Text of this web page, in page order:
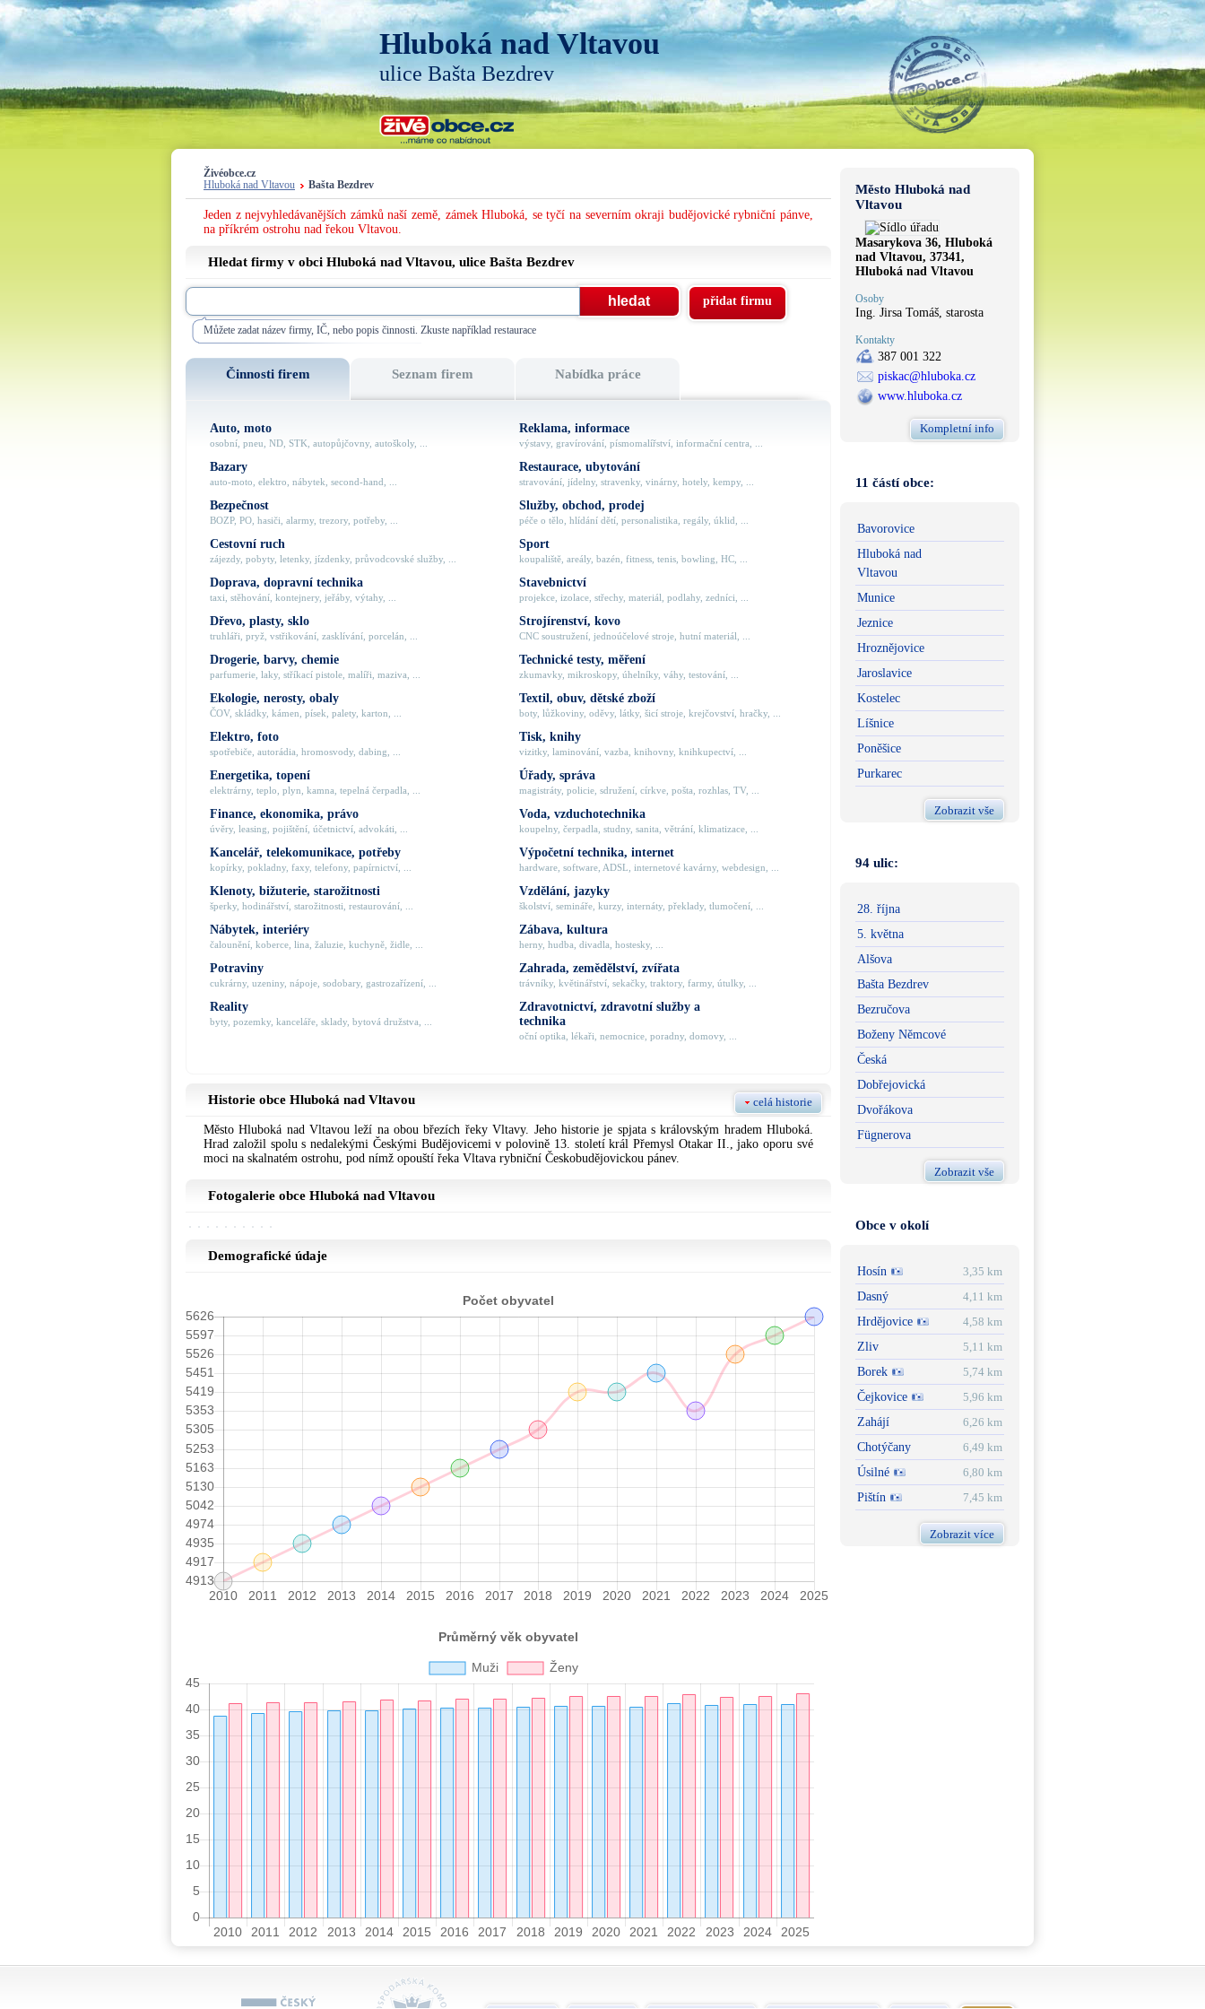
Hluboká nad Vltavou
ulice Bašta Bezdrev
Živéobce.cz
Hluboká nad Vltavou
Bašta Bezdrev
Jeden z nejvyhledávanějších zámků naší země, zámek Hluboká, se tyčí na severním okraji budějovické rybniční pánve,
na příkrém ostrohu nad řekou Vltavou.
Hledat firmy v obci Hluboká nad Vltavou, ulice Bašta Bezdrev
Můžete zadat název firmy, IČ, nebo popis činnosti. Zkuste například restaurace
přidat firmu
Činnosti firem Seznam firem Nabídka práce
Auto, moto
osobní, pneu, ND, STK, autopůjčovny, autoškoly, ...
Bazary
auto-moto, elektro, nábytek, second-hand, ...
Bezpečnost
BOZP, PO, hasiči, alarmy, trezory, potřeby, ...
Cestovní ruch
zájezdy, pobyty, letenky, jízdenky, průvodcovské služby, ...
Doprava, dopravní technika
taxi, stěhování, kontejnery, jeřáby, výtahy, ...
Dřevo, plasty, sklo
truhláři, pryž, vstřikování, zasklívání, porcelán, ...
Drogerie, barvy, chemie
parfumerie, laky, stříkací pistole, malíři, maziva, ...
Ekologie, nerosty, obaly
ČOV, skládky, kámen, písek, palety, karton, ...
Elektro, foto
spotřebiče, autorádia, hromosvody, dabing, ...
Energetika, topení
elektrárny, teplo, plyn, kamna, tepelná čerpadla, ...
Finance, ekonomika, právo
úvěry, leasing, pojištění, účetnictví, advokáti, ...
Kancelář, telekomunikace, potřeby
kopírky, pokladny, faxy, telefony, papírnictví, ...
Klenoty, bižuterie, starožitnosti
šperky, hodinářství, starožitnosti, restaurování, ...
Nábytek, interiéry
čalounění, koberce, lina, žaluzie, kuchyně, židle, ...
Potraviny
cukrárny, uzeniny, nápoje, sodobary, gastrozařízení, ...
Reality
byty, pozemky, kanceláře, sklady, bytová družstva, ...
Reklama, informace
výstavy, gravírování, písmomalířství, informační centra, ...
Restaurace, ubytování
stravování, jídelny, stravenky, vinárny, hotely, kempy, ...
Služby, obchod, prodej
péče o tělo, hlídání dětí, personalistika, regály, úklid, ...
Sport
koupaliště, areály, bazén, fitness, tenis, bowling, HC, ...
Stavebnictví
projekce, izolace, střechy, materiál, podlahy, zedníci, ...
Strojírenství, kovo
CNC soustružení, jednoúčelové stroje, hutní materiál, ...
Technické testy, měření
zkumavky, mikroskopy, úhelníky, váhy, testování, ...
Textil, obuv, dětské zboží
boty, lůžkoviny, oděvy, látky, šicí stroje, krejčovství, hračky, ...
Tisk, knihy
vizitky, laminování, vazba, knihovny, knihkupectví, ...
Úřady, správa
magistráty, policie, sdružení, církve, pošta, rozhlas, TV, ...
Voda, vzduchotechnika
koupelny, čerpadla, studny, sanita, větrání, klimatizace, ...
Výpočetní technika, internet
hardware, software, ADSL, internetové kavárny, webdesign, ...
Vzdělání, jazyky
školství, semináře, kurzy, internáty, překlady, tlumočení, ...
Zábava, kultura
herny, hudba, divadla, hostesky, ...
Zahrada, zemědělství, zvířata
trávníky, květinářství, sekačky, traktory, farmy, útulky, ...
Zdravotnictví, zdravotní služby a
technika
oční optika, lékaři, nemocnice, poradny, domovy, ...
Historie obce Hluboká nad Vltavou celá historie
Město Hluboká nad Vltavou leží na obou březích řeky Vltavy. Jeho historie je spjata s královským hradem Hluboká.
Hrad založil spolu s nedalekými Českými Budějovicemi v polovině 13. století král Přemysl Otakar II., jako oporu své
moci na skalnatém ostrohu, pod nímž opouští řeka Vltava rybniční Českobudějovickou pánev.
Fotogalerie obce Hluboká nad Vltavou
Demografické údaje
Město Hluboká nad
Vltavou
Masarykova 36, Hluboká
nad Vltavou, 37341,
Hluboká nad Vltavou
Osoby
Ing. Jirsa Tomáš, starosta
Kontakty
387 001 322
piskac@hluboka.cz
www.hluboka.cz
Kompletní info
11 částí obce:
Bavorovice
Hluboká nad
Vltavou
Munice
Jeznice
Hroznějovice
Jaroslavice
Kostelec
Líšnice
Poněšice
Purkarec
Zobrazit vše
94 ulic:
28. října
5. května
Alšova
Bašta Bezdrev
Bezručova
Boženy Němcové
Česká
Dobřejovická
Dvořákova
Fügnerova
Zobrazit vše
Obce v okolí
Hosín
3,35 km
Dasný
4,11 km
Hrdějovice
4,58 km
Zliv
5,11 km
Borek
5,74 km
Čejkovice
5,96 km
Zahájí
6,26 km
Chotýčany
6,49 km
Úsilné
6,80 km
Pištín
7,45 km
Zobrazit více